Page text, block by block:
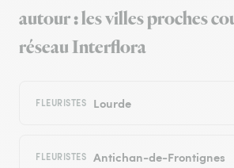
autour : les villes proches
réseau Interflora
FLEURISTES Lourde
FLEURISTES Antichan-de-Frontignes